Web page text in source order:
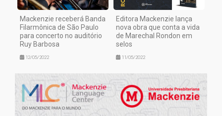
Mackenzie receberá Banda
Filarmônica de São Paulo
para concerto no auditório
Ruy Barbosa
12/05/2022
Editora Mackenzie lança
nova obra que conta a vida
de Marechal Rondon em
selos
11/05/2022